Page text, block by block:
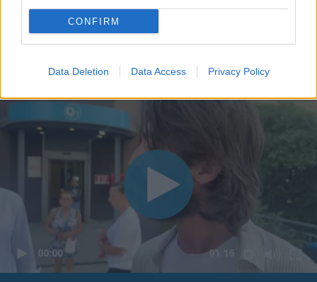
CONFIRM
Data Deletion Data Access Privacy Policy
00:00 01:16